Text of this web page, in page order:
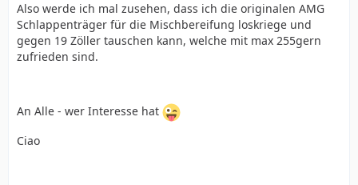
Also werde ich mal zusehen, dass ich die originalen AMG
Schlappenträger für die Mischbereifung loskriege und
gegen 19 Zöller tauschen kann, welche mit max 255gern
zufrieden sind.
An Alle - wer Interesse hat
Ciao